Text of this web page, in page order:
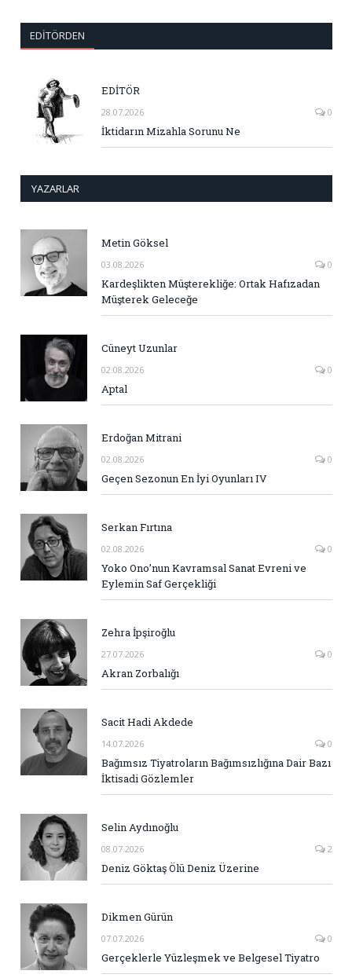
EDITÖRDEN
EDİTÖR
28.07.2026 0
İktidarın Mizahla Sorunu Ne
YAZARLAR
Metin Göksel
03.08.2026 0
Kardeşlikten Müşterekliğe: Ortak Hafızadan
Müşterek Geleceğe
Cüneyt Uzunlar
02.08.2026 0
Aptal
Erdoğan Mitrani
02.08.2026 0
Geçen Sezonun En İyi Oyunları IV
Serkan Fırtına
02.08.2026 0
Yoko Ono’nun Kavramsal Sanat Evreni ve
Eylemin Saf Gerçekliği
Zehra İpşiroğlu
27.07.2026 0
Akran Zorbalığı
Sacit Hadi Akdede
14.07.2026 0
Bağımsız Tiyatroların Bağımsızlığına Dair Bazı
İktisadi Gözlemler
Selin Aydınoğlu
08.07.2026 2
Deniz Göktaş Ölü Deniz Üzerine
Dikmen Gürün
07.07.2026 0
Gerçeklerle Yüzleşmek ve Belgesel Tiyatro